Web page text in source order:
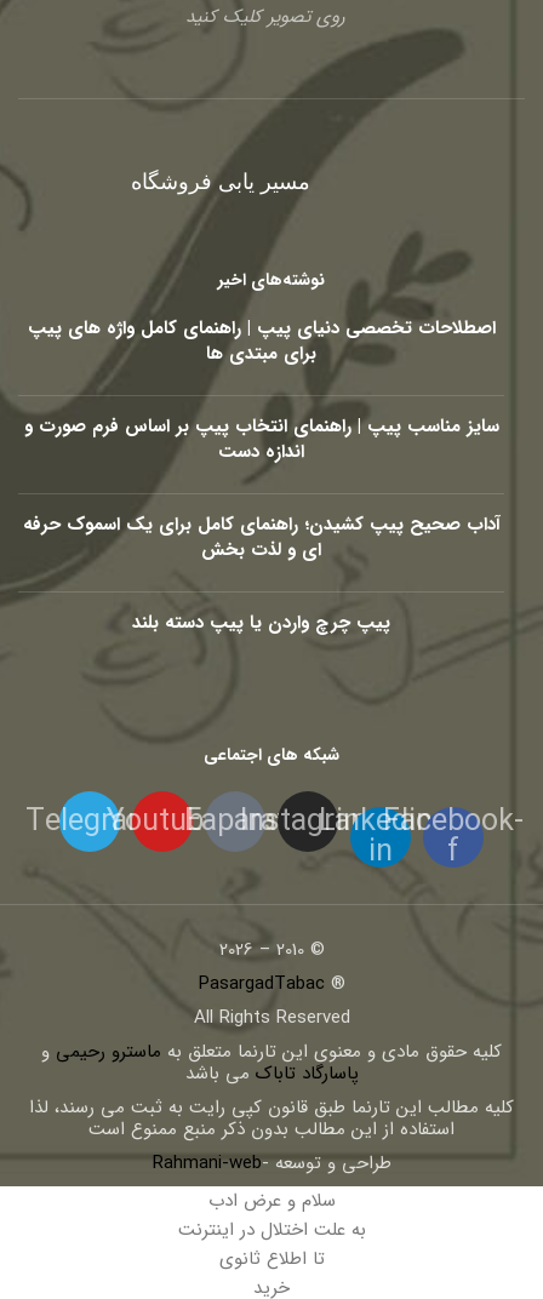
روی تصویر کلیک کنید
مسیر یابی فروشگاه
نوشته‌های اخیر
اصطلاحات تخصصی دنیای پیپ | راهنمای کامل واژه های پیپ
برای مبتدی ها
سایز مناسب پیپ | راهنمای انتخاب پیپ بر اساس فرم صورت و
اندازه دست
آداب صحیح پیپ کشیدن؛ راهنمای کامل برای یک اسموک حرفه
ای و لذت بخش
پیپ چرچ واردن یا پیپ دسته بلند
شبکه های اجتماعی
Facebook-
f
Linkedin-
in
Instagram
Eaparat
Youtube
Telegram
© 2010 – 2026
®
PasargadTabac
All Rights Reserved
كليه حقوق مادی و معنوی اين تارنما متعلق به ماسترو رحیمی و
پاسارگاد تاباک می باشد
کلیه مطالب این تارنما طبق قانون کپی رایت به ثبت می رسند، لذا
استفاده از این مطالب بدون ذکر منبع ممنوع است
طراحی و توسعه -Rahmani-web
سلام و عرض ادب
به علت اختلال در اینترنت
تا اطلاع ثانوی
خرید